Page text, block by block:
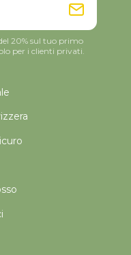
20% sul tuo primo
per i clienti privati.